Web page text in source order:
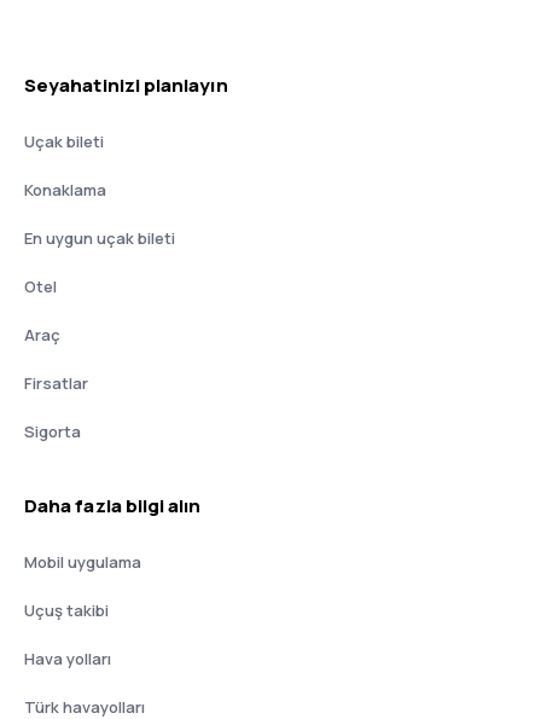
Seyahatinizi planlayın
Uçak bileti
Konaklama
En uygun uçak bileti
Otel
Araç
Firsatlar
Sigorta
Daha fazla bilgi alın
Mobil uygulama
Uçuş takibi
Hava yolları
Türk havayolları